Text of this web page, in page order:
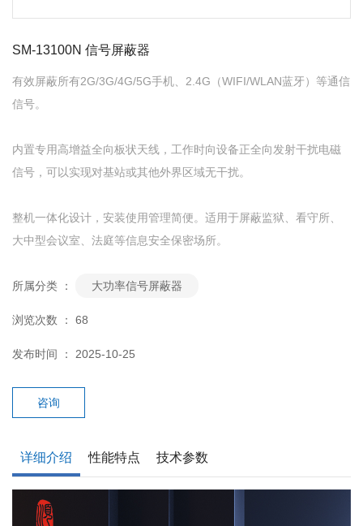
SM-13100N 信号屏蔽器
有效屏蔽所有2G/3G/4G/5G手机、2.4G（WIFI/WLAN蓝牙）等通信
信号。
内置专用高增益全向板状天线，工作时向设备正全向发射干扰电磁
信号，可以实现对基站或其他外界区域无干扰。
整机一体化设计，安装使用管理简便。适用于屏蔽监狱、看守所、
大中型会议室、法庭等信息安全保密场所。
所属分类 ： 大功率信号屏蔽器
浏览次数 ： 68
发布时间 ： 2025-10-25
咨询
详细介绍 性能特点 技术参数